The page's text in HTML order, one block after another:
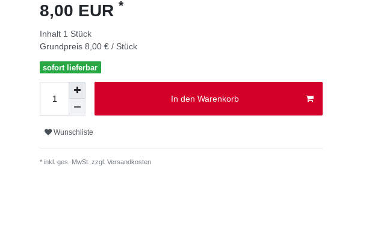
8,00 EUR *
Inhalt 1 Stück
Grundpreis 8,00 € / Stück
sofort lieferbar
In den Warenkorb
Wunschliste
* inkl. ges. MwSt. zzgl. Versandkosten